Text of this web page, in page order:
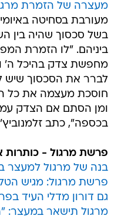
מעצרה של הזמרת
מעורבת בסחיטה
בשל סכסוך שהיה בין
ביניהם. "לו הזמרת
מחפשת צדק בהיכל ה'
לברר את הסכסוך שיש
חוסכת מעצמה את כל
ומן הסתם אם הצדק
בכספה", כתב
פרשת מרגול - כותרות
בנה של מרגול למעצר
פרשת מרגול: מגיש
גם דורון מדלי העיד
מרגול תישאר במעצר: